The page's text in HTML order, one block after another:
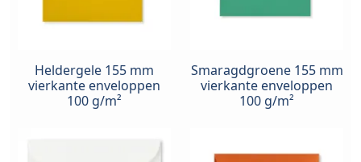
Heldergele 155 mm
vierkante enveloppen
100 g/m²
Smaragdgroene 155 mm
vierkante enveloppen
100 g/m²